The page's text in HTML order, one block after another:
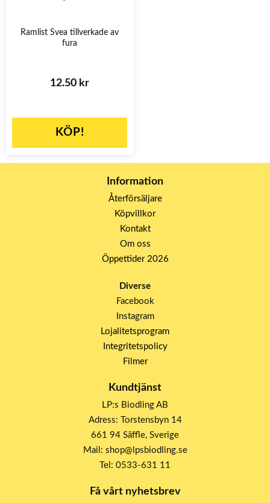
Ramlist Svea tillverkade av
fura
12.50 kr
KÖP!
Information
Återförsäljare
Köpvillkor
Kontakt
Om oss
Öppettider 2026
Diverse
Facebook
Instagram
Lojalitetsprogram
Integritetspolicy
Filmer
Kundtjänst
LP:s Biodling AB
Adress: Torstensbyn 14
661 94 Säffle, Sverige
Mail: shop@lpsbiodling.se
Tel: 0533-631 11
Få vårt nyhetsbrev